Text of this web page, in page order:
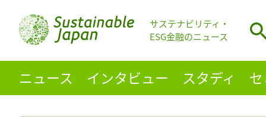
サステナビリティ・
ESG金融のニュース
ニュース インタビュー スタディ